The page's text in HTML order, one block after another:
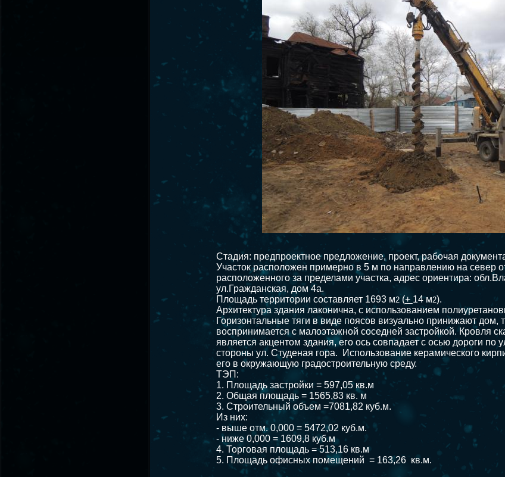
Стадия: предпроектное предложение, проект, рабочая
Участок расположен примерно в 5 м по направлению на север
расположенного за пределами участка, адрес ориентира:
ул.Гражданская, дом 4а.
Площадь территории составляет 1693 м2(+ 14 м2).
Архитектура здания лаконична, с использованием
Горизонтальные тяги в виде поясов визуально принижают
воспринимается с малоэтажной соседней застройкой. Кровля
является акцентом здания, его ось совпадает с осью дороги по
стороны ул. Студеная гора. Использование керамического
его в окружающую градостроительную среду.
ТЭП:
1. Площадь застройки = 597,05 кв.м
2. Общая площадь = 1565,83 кв. м
3. Строительный объем =7081,82 куб.м.
Из них:
- выше отм. 0,000 = 5472,02 куб.м.
- ниже 0,000 = 1609,8 куб.м
4. Торговая площадь = 513,16 кв.м
5. Площадь офисных помещений = 163,26 кв.м.